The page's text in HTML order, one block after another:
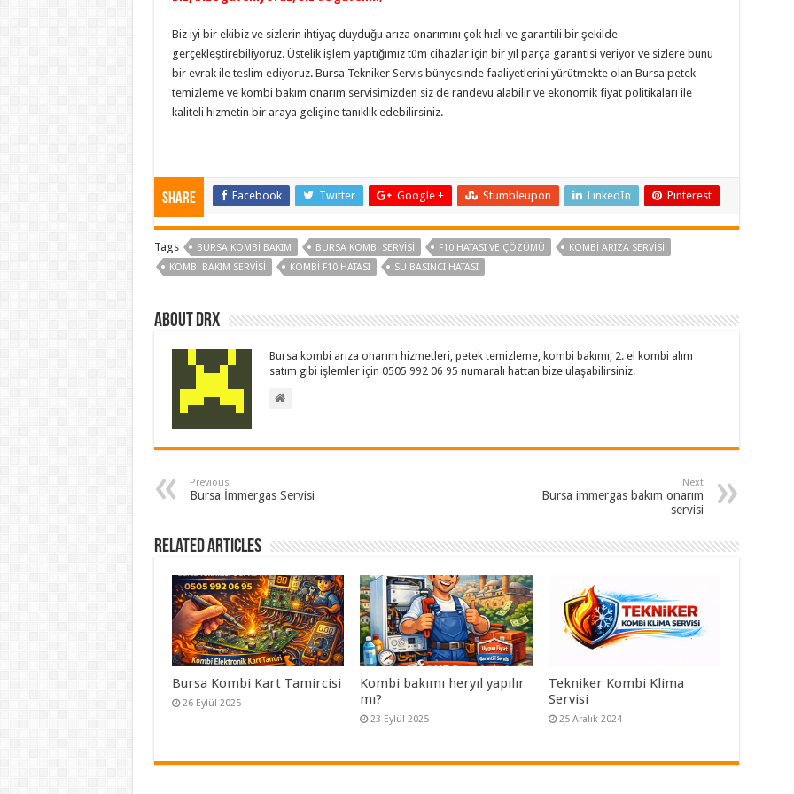
Biz iyi bir ekibiz ve sizlerin ihtiyaç duyduğu arıza onarımını çok hızlı ve garantili bir şekilde
gerçekleştirebiliyoruz. Üstelik işlem yaptığımız tüm cihazlar için bir yıl parça garantisi veriyor ve sizlere bunu
bir evrak ile teslim ediyoruz. Bursa Tekniker Servis bünyesinde faaliyetlerini yürütmekte olan Bursa petek
temizleme ve kombi bakım onarım servisimizden siz de randevu alabilir ve ekonomik fiyat politikaları ile
kaliteli hizmetin bir araya gelişine tanıklık edebilirsiniz.
Share Facebook Twitter Google + Stumbleupon LinkedIn Pinterest
Tags BURSA KOMBI BAKIM BURSA KOMBI SERVISI F10 HATASI VE ÇÖZÜMÜ
KOMBI ARIZA SERVISI
KOMBI BAKIM SERVISI
KOMBI F10 HATASI SU BASINCI HATASI
About drx
Bursa kombi arıza onarım hizmetleri, petek temizleme, kombi bakımı, 2. el kombi alım
satım gibi işlemler için 0505 992 06 95 numaralı hattan bize ulaşabilirsiniz.
Previous
Bursa İmmergas Servisi
Next
Bursa immergas bakım onarım
servisi
Related Articles
Bursa Kombi Kart Tamircisi
26 Eylül 2025
Kombi bakımı heryıl yapılır
mı?
23 Eylül 2025
Tekniker Kombi Klima
Servisi
25 Aralık 2024